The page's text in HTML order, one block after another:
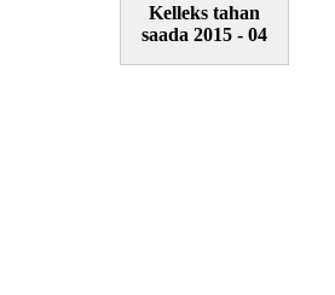
Kelleks tahan
saada 2015 - 04